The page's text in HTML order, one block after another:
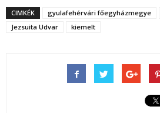
CIMKÉK gyulafehérvári főegyházmegye
Jezsuita Udvar
kiemelt